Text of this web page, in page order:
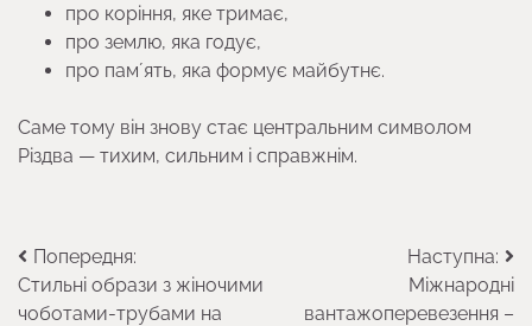
про коріння, яке тримає,
про землю, яка годує,
про памʼять, яка формує майбутнє.
Саме тому він знову стає центральним символом
Різдва — тихим, сильним і справжнім.
Навігація
записів
Попередня:
Стильні образи з жіночими
чоботами-трубами на
Наступна:
Міжнародні
вантажоперевезення –